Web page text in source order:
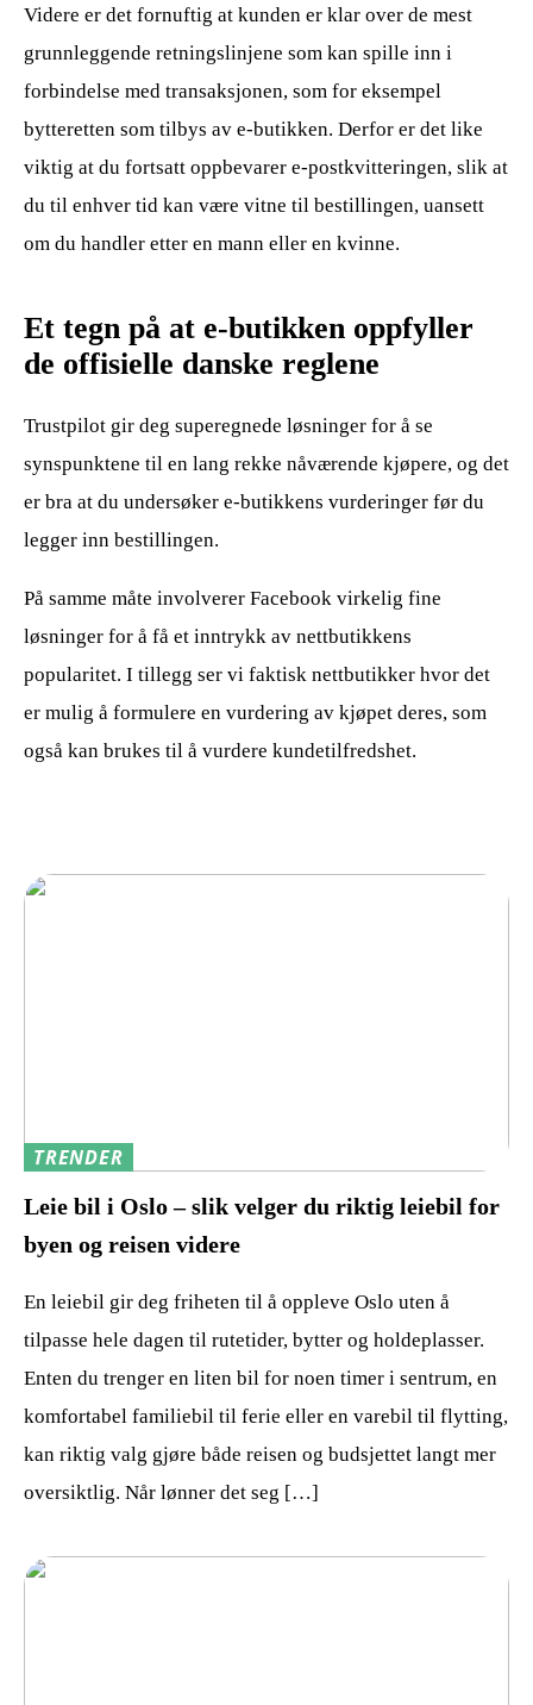
Videre er det fornuftig at kunden er klar over de mest
grunnleggende retningslinjene som kan spille inn i
forbindelse med transaksjonen, som for eksempel
bytteretten som tilbys av e-butikken. Derfor er det like
viktig at du fortsatt oppbevarer e-postkvitteringen, slik at
du til enhver tid kan være vitne til bestillingen, uansett
om du handler etter en mann eller en kvinne.
Et tegn på at e-butikken oppfyller
de offisielle danske reglene
Trustpilot gir deg superegnede løsninger for å se
synspunktene til en lang rekke nåværende kjøpere, og det
er bra at du undersøker e-butikkens vurderinger før du
legger inn bestillingen.
På samme måte involverer Facebook virkelig fine
løsninger for å få et inntrykk av nettbutikkens
popularitet. I tillegg ser vi faktisk nettbutikker hvor det
er mulig å formulere en vurdering av kjøpet deres, som
også kan brukes til å vurdere kundetilfredshet.
TRENDER
Leie bil i Oslo – slik velger du riktig leiebil for
byen og reisen videre
En leiebil gir deg friheten til å oppleve Oslo uten å
tilpasse hele dagen til rutetider, bytter og holdeplasser.
Enten du trenger en liten bil for noen timer i sentrum, en
komfortabel familiebil til ferie eller en varebil til flytting,
kan riktig valg gjøre både reisen og budsjettet langt mer
oversiktlig. Når lønner det seg […]